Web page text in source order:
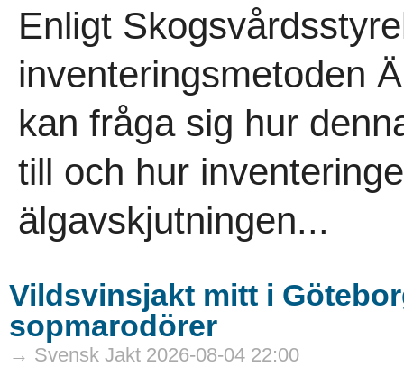
Enligt
inventeringsmetoden
kan fråga sig hur
till och hur
älgavskjutningen...
Vildsvinsjakt mitt i
sopmarodörer
→ Svensk Jakt 2026-08-04 22:00